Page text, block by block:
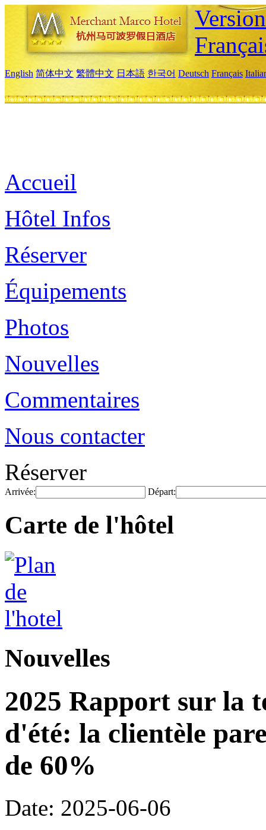
English 简体中文 繁體中文 日本語 한국어 Deutsch Français
Accueil
Hôtel Infos
Réserver
Équipements
Photos
Nouvelles
Commentaires
Nous contacter
Réserver
Arrivée: Départ:
Carte de l'hôtel
Nouvelles
2025 Rapport sur la
d'été: la clientèle
de 60%
Date: 2025-06-06